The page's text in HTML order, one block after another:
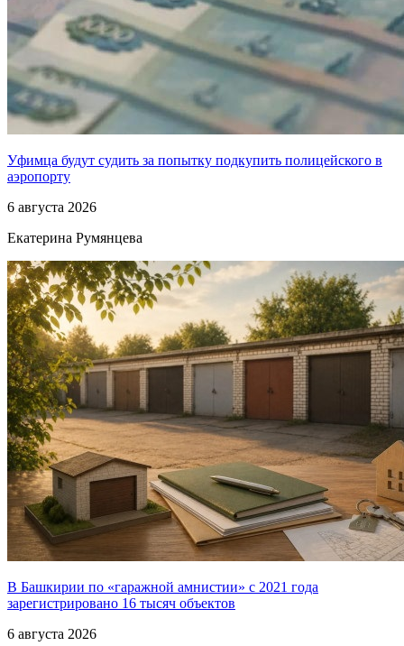
Уфимца будут судить за попытку подкупить полицейского в
аэропорту
6 августа 2026
Екатерина Румянцева
В Башкирии по «гаражной амнистии» с 2021 года
зарегистрировано 16 тысяч объектов
6 августа 2026